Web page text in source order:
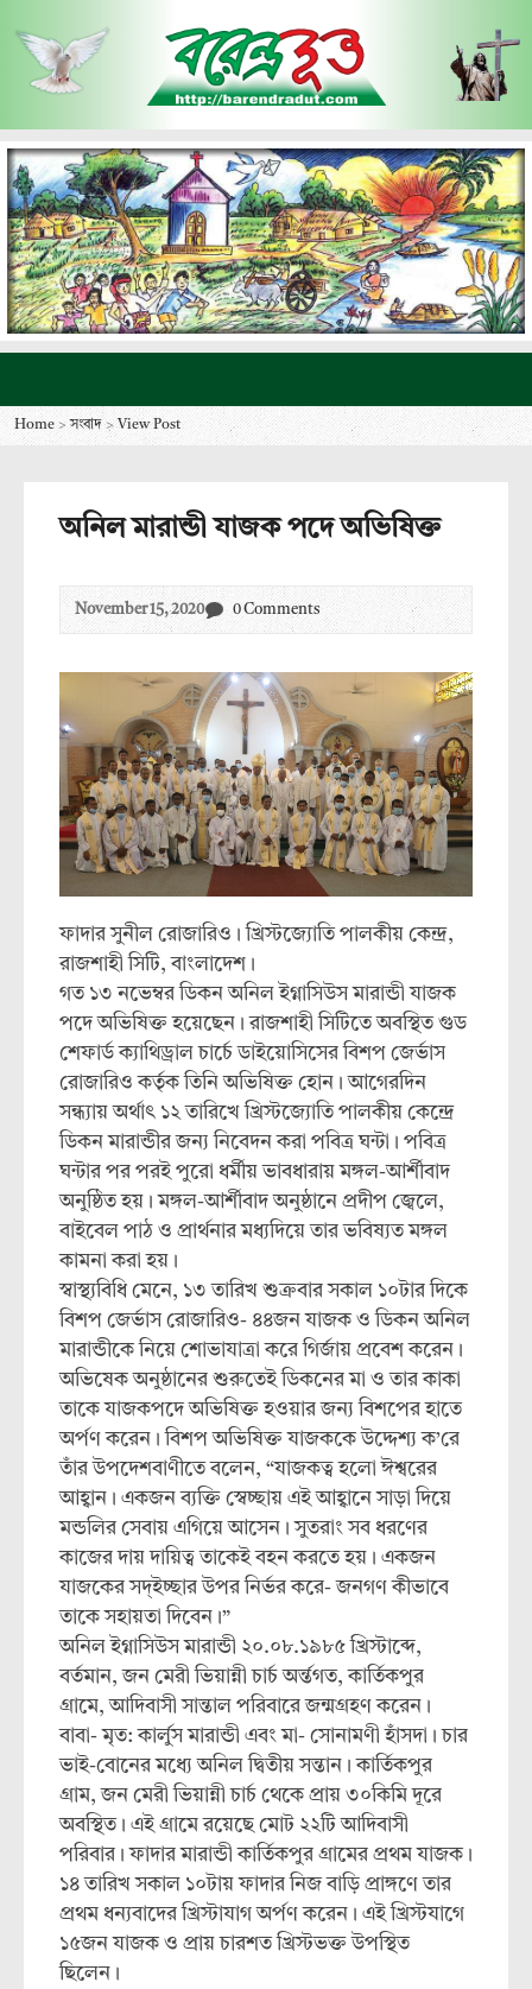
Home > সংবাদ >View Post
অনিল মারান্ডী যাজক পদে অভিষিক্ত
November 15, 2020 0 Comments
ফাদার সুনীল রোজারিও। খ্রিস্টজ্যোতি পালকীয় কেন্দ্র,
রাজশাহী সিটি, বাংলাদেশ।
গত ১৩ নভেম্বর ডিকন অনিল ইগ্নাসিউস মারান্ডী যাজক
পদে অভিষিক্ত হয়েছেন। রাজশাহী সিটিতে অবস্থিত গুড
শেফার্ড ক্যাথিড্রাল চার্চে ডাইয়োসিসের বিশপ জের্ভাস
রোজারিও কর্তৃক তিনি অভিষিক্ত হোন। আগেরদিন
সন্ধ্যায় অর্থাৎ ১২ তারিখে খ্রিস্টজ্যোতি পালকীয় কেন্দ্রে
ডিকন মারান্ডীর জন্য নিবেদন করা পবিত্র ঘন্টা। পবিত্র
ঘন্টার পর পরই পুরো ধর্মীয় ভাবধারায় মঙ্গল-আর্শীবাদ
অনুষ্ঠিত হয়। মঙ্গল-আর্শীবাদ অনুষ্ঠানে প্রদীপ জ্বেলে,
বাইবেল পাঠ ও প্রার্থনার মধ্যদিয়ে তার ভবিষ্যত মঙ্গল
কামনা করা হয়।
স্বাস্থ্যবিধি মেনে, ১৩ তারিখ শুক্রবার সকাল ১০টার দিকে
বিশপ জের্ভাস রোজারিও- ৪৪জন যাজক ও ডিকন অনিল
মারান্ডীকে নিয়ে শোভাযাত্রা করে গির্জায় প্রবেশ করেন।
অভিষেক অনুষ্ঠানের শুরুতেই ডিকনের মা ও তার কাকা
তাকে যাজকপদে অভিষিক্ত হওয়ার জন্য বিশপের হাতে
অর্পণ করেন। বিশপ অভিষিক্ত যাজককে উদ্দেশ্য ক’রে
তাঁর উপদেশবাণীতে বলেন, “যাজকত্ব হলো ঈশ্বরের
আহ্বান। একজন ব্যক্তি স্বেচ্ছায় এই আহ্বানে সাড়া দিয়ে
মন্ডলির সেবায় এগিয়ে আসেন। সুতরাং সব ধরণের
কাজের দায় দায়িত্ব তাকেই বহন করতে হয়। একজন
যাজকের সদ্ইচ্ছার উপর নির্ভর করে- জনগণ কীভাবে
তাকে সহায়তা দিবেন।”
অনিল ইগ্নাসিউস মারান্ডী ২০.০৮.১৯৮৫ খ্রিস্টাব্দে,
বর্তমান, জন মেরী ভিয়ান্নী চার্চ অর্ন্তগত, কার্তিকপুর
গ্রামে, আদিবাসী সান্তাল পরিবারে জন্মগ্রহণ করেন।
বাবা- মৃত: কার্লুস মারান্ডী এবং মা- সোনামণী হাঁসদা। চার
ভাই-বোনের মধ্যে অনিল দ্বিতীয় সন্তান। কার্তিকপুর
গ্রাম, জন মেরী ভিয়ান্নী চার্চ থেকে প্রায় ৩০কিমি দূরে
অবস্থিত। এই গ্রামে রয়েছে মোট ২২টি আদিবাসী
পরিবার। ফাদার মারান্ডী কার্তিকপুর গ্রামের প্রথম যাজক।
১৪ তারিখ সকাল ১০টায় ফাদার নিজ বাড়ি প্রাঙ্গণে তার
প্রথম ধন্যবাদের খ্রিস্টাযাগ অর্পণ করেন। এই খ্রিস্টযাগে
১৫জন যাজক ও প্রায় চারশত খ্রিস্টভক্ত উপস্থিত
ছিলেন।